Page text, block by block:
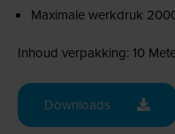
Maximale werkdruk
Inhoud verpakking: 10
Downloads